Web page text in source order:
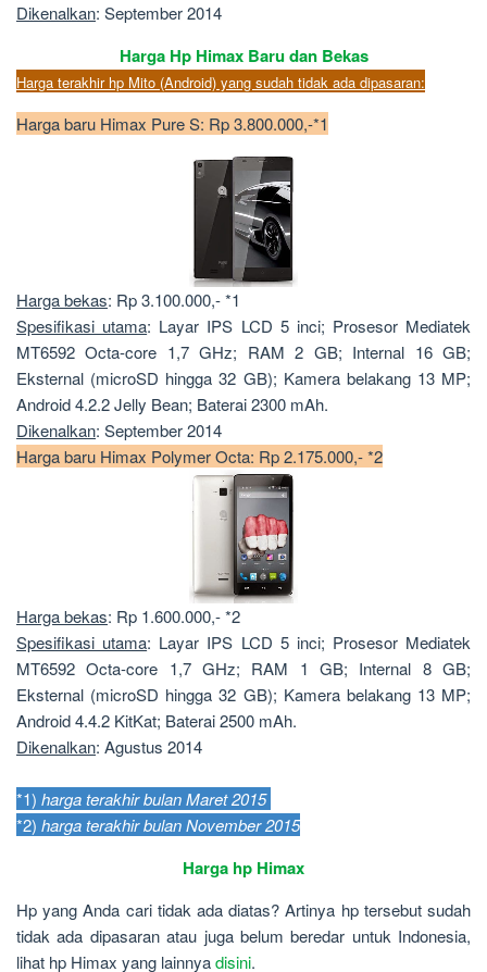
Dikenalkan: September 2014
Harga Hp Himax Baru dan Bekas
Harga terakhir hp Mito (Android) yang sudah tidak ada dipasaran:
Harga baru Himax Pure S: Rp 3.800.000,-*1
Harga bekas: Rp 3.100.000,- *1
Spesifikasi utama: Layar IPS LCD 5 inci; Prosesor Mediatek
MT6592 Octa-core 1,7 GHz; RAM 2 GB; Internal 16 GB;
Eksternal (microSD hingga 32 GB); Kamera belakang 13 MP;
Android 4.2.2 Jelly Bean; Baterai 2300 mAh.
Dikenalkan: September 2014
Harga baru Himax Polymer Octa: Rp 2.175.000,- *2
Harga bekas: Rp 1.600.000,- *2
Spesifikasi utama: Layar IPS LCD 5 inci; Prosesor Mediatek
MT6592 Octa-core 1,7 GHz; RAM 1 GB; Internal 8 GB;
Eksternal (microSD hingga 32 GB); Kamera belakang 13 MP;
Android 4.4.2 KitKat; Baterai 2500 mAh.
Dikenalkan: Agustus 2014
*1) harga terakhir bulan Maret 2015
*2) harga terakhir bulan November 2015
Harga hp Himax
Hp yang Anda cari tidak ada diatas? Artinya hp tersebut sudah
tidak ada dipasaran atau juga belum beredar untuk Indonesia,
lihat hp Himax yang lainnyadisini.